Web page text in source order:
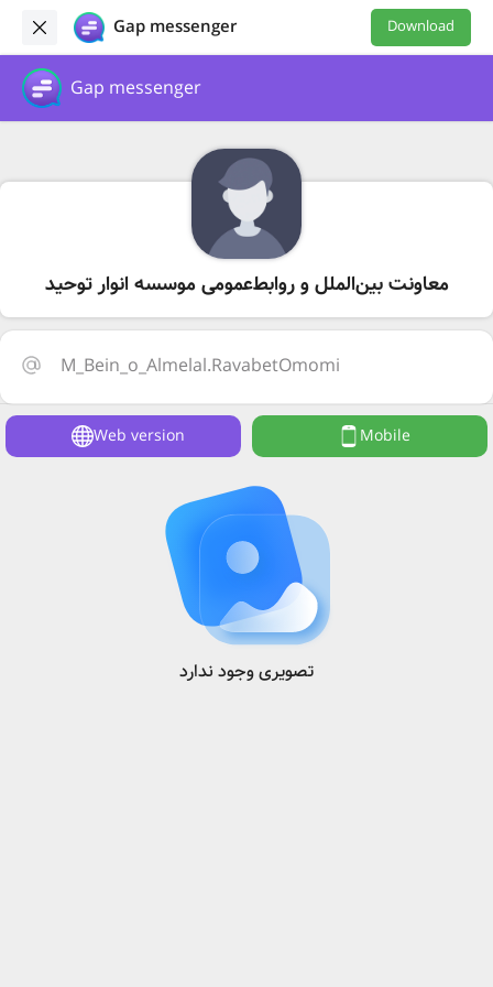
Gap messenger Download
Gap messenger
معاونت بین‌الملل و روابط‌عمومی موسسه انوار توحید
M_Bein_o_Almelal.RavabetOmomi
Web version Mobile
تصویری وجود ندارد